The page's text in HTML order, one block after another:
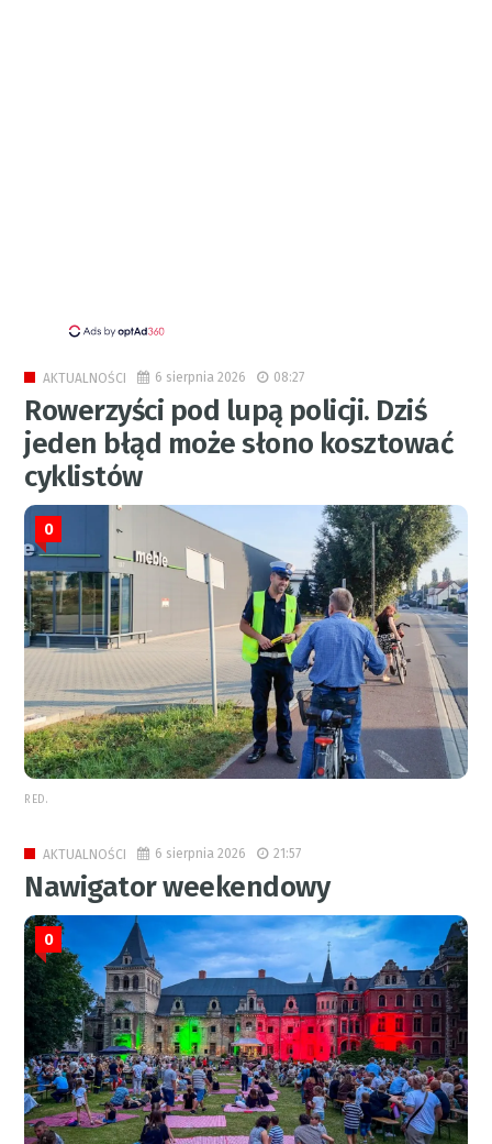
AKTUALNOŚCI 6 sierpnia 2026 08:27
Rowerzyści pod lupą policji. Dziś
jeden błąd może słono kosztować
cyklistów
0
RED.
AKTUALNOŚCI 6 sierpnia 2026 21:57
Nawigator weekendowy
0